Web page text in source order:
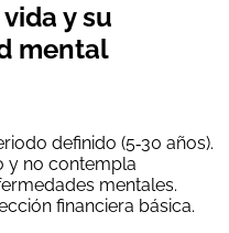
y su
mental
definido (5‑30 años).
y no contempla
mentales.
financiera básica.